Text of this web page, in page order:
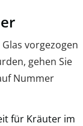
vorgezogen
gehen Sie
Nummer
für Kräuter im